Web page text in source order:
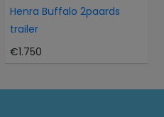
Henra Buffalo 2paards
trailer
€1.750